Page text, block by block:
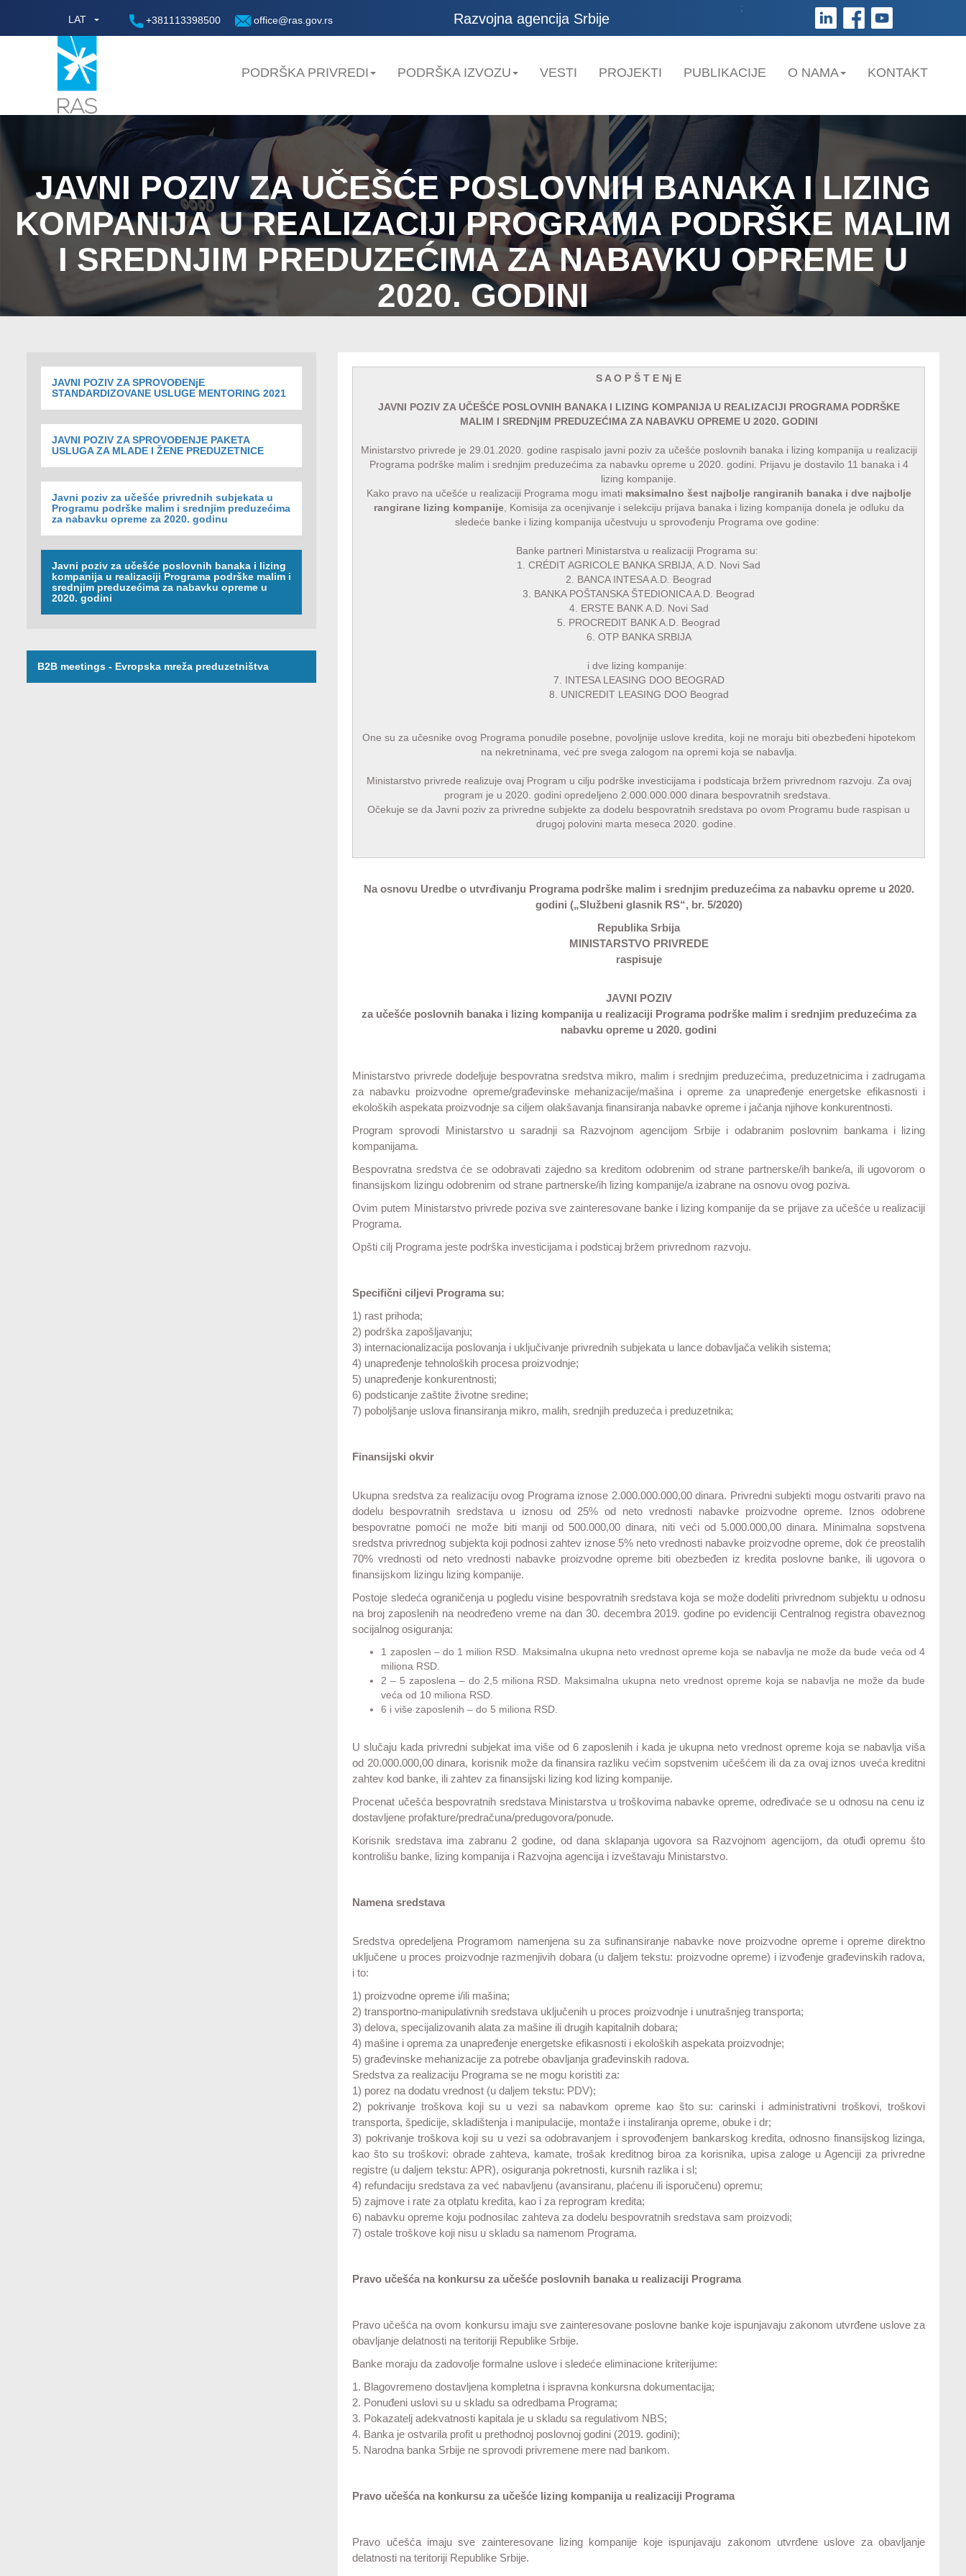
LAT +381113398500 office@ras.gov.rs Razvojna agencija Srbije
;
PODRŠKA PRIVREDI PODRŠKA IZVOZU VESTI PROJEKTI PUBLIKACIJE O NAMA KONTAKT
JAVNI POZIV ZA UČEŠĆE POSLOVNIH BANAKA I LIZING
KOMPANIJA U REALIZACIJI PROGRAMA PODRŠKE MALIM
I SREDNJIM PREDUZEĆIMA ZA NABAVKU OPREME U
2020. GODINI
JAVNI POZIV ZA SPROVOĐENjE
STANDARDIZOVANE USLUGE MENTORING 2021
JAVNI POZIV ZA SPROVOĐENJE PAKETA
USLUGA ZA MLADE I ŽENE PREDUZETNICE
Javni poziv za učešće privrednih subjekata u
Programu podrške malim i srednjim preduzećima
za nabavku opreme za 2020. godinu
Javni poziv za učešće poslovnih banaka i lizing
kompanija u realizaciji Programa podrške malim i
srednjim preduzećima za nabavku opreme u
2020. godini
B2B meetings - Evropska mreža preduzetništva
S A O P Š T E Nj E
JAVNI POZIV ZA UČEŠĆE POSLOVNIH BANAKA I LIZING KOMPANIJA U REALIZACIJI PROGRAMA PODRŠKE
MALIM I SREDNjIM PREDUZEĆIMA ZA NABAVKU OPREME U 2020. GODINI
Ministarstvo privrede je 29.01.2020. godine raspisalo javni poziv za učešće poslovnih banaka i lizing kompanija u realizaciji
Programa podrške malim i srednjim preduzećima za nabavku opreme u 2020. godini. Prijavu je dostavilo 11 banaka i 4
lizing kompanije.
Kako pravo na učešće u realizaciji Programa mogu imati maksimalno šest najbolje rangiranih banaka i dve najbolje
rangirane lizing kompanije, Komisija za ocenjivanje i selekciju prijava banaka i lizing kompanija donela je odluku da
sledeće banke i lizing kompanija učestvuju u sprovođenju Programa ove godine:
Banke partneri Ministarstva u realizaciji Programa su:
1.
CRÉDIT AGRICOLE BANKA SRBIJA, A.D. Novi Sad
2.
BANCA INTESA A.D. Beograd
3.
BANKA POŠTANSKA ŠTEDIONICA A.D. Beograd
4. ERSTE BANK A.D. Novi Sad
5.
PROCREDIT BANK A.D. Beograd
6. OTP BANKA SRBIJA
i dve lizing kompanije:
7.
INTESA LEASING DOO BEOGRAD
8.
UNICREDIT LEASING DOO Beograd
One su za učesnike ovog Programa ponudile posebne, povoljnije uslove kredita, koji ne moraju biti obezbeđeni hipotekom
na nekretninama, već pre svega zalogom na opremi koja se nabavlja.
Ministarstvo privrede realizuje ovaj Program u cilju podrške investicijama i podsticaja bržem privrednom razvoju. Za ovaj
program je u 2020. godini opredeljeno 2.000.000.000 dinara bespovratnih sredstava.
Očekuje se da Javni poziv za privredne subjekte za dodelu bespovratnih sredstava po ovom Programu bude raspisan u
drugoj polovini marta meseca 2020. godine.
Na osnovu Uredbe o utvrđivanju Programa podrške malim i srednjim preduzećima za nabavku opreme u 2020.
godini („Službeni glasnik RS“, br. 5/2020)
Republika Srbija
MINISTARSTVO PRIVREDE
raspisuje
JAVNI POZIV
za učešće poslovnih banaka i lizing kompanija u realizaciji Programa podrške malim i srednjim preduzećima za
nabavku opreme u 2020. godini
Ministarstvo privrede dodeljuje bespovratna sredstva mikro, malim i srednjim preduzećima, preduzetnicima i zadrugama
za nabavku proizvodne opreme/građevinske mehanizacije/mašina i opreme za unapređenje energetske efikasnosti i
ekoloških aspekata proizvodnje sa ciljem olakšavanja finansiranja nabavke opreme i jačanja njihove konkurentnosti.
Program sprovodi Ministarstvo u saradnji sa Razvojnom agencijom Srbije i odabranim poslovnim bankama i lizing
kompanijama.
Bespovratna sredstva će se odobravati zajedno sa kreditom odobrenim od strane partnerske/ih banke/a, ili ugovorom o
finansijskom lizingu odobrenim od strane partnerske/ih lizing kompanije/a izabrane na osnovu ovog poziva.
Ovim putem Ministarstvo privrede poziva sve zainteresovane banke i lizing kompanije da se prijave za učešće u realizaciji
Programa.
Opšti cilj Programa jeste podrška investicijama i podsticaj bržem privrednom razvoju.
Specifični ciljevi Programa su:
1) rast prihoda;
2) podrška zapošljavanju;
3) internacionalizacija poslovanja i uključivanje privrednih subjekata u lance dobavljača velikih sistema;
4) unapređenje tehnoloških procesa proizvodnje;
5) unapređenje konkurentnosti;
6) podsticanje zaštite životne sredine;
7) poboljšanje uslova finansiranja mikro, malih, srednjih preduzeća i preduzetnika;
Finansijski okvir
Ukupna sredstva za realizaciju ovog Programa iznose 2.000.000.000,00 dinara. Privredni subjekti mogu ostvariti pravo na
dodelu bespovratnih sredstava u iznosu od 25% od neto vrednosti nabavke proizvodne opreme. Iznos odobrene
bespovratne pomoći ne može biti manji od 500.000,00 dinara, niti veći od 5.000.000,00 dinara. Minimalna sopstvena
sredstva privrednog subjekta koji podnosi zahtev iznose 5% neto vrednosti nabavke proizvodne opreme, dok će preostalih
70% vrednosti od neto vrednosti nabavke proizvodne opreme biti obezbeđen iz kredita poslovne banke, ili ugovora o
finansijskom lizingu lizing kompanije.
Postoje sledeća ograničenja u pogledu visine bespovratnih sredstava koja se može dodeliti privrednom subjektu u odnosu
na broj zaposlenih na neodređeno vreme na dan 30. decembra 2019. godine po evidenciji Centralnog registra obaveznog
socijalnog osiguranja:
1 zaposlen – do 1 milion RSD. Maksimalna ukupna neto vrednost opreme koja se nabavlja ne može da bude veća od 4
miliona RSD.
2 – 5 zaposlena – do 2,5 miliona RSD. Maksimalna ukupna neto vrednost opreme koja se nabavlja ne može da bude
veća od 10 miliona RSD.
6 i više zaposlenih – do 5 miliona RSD.
U slučaju kada privredni subjekat ima više od 6 zaposlenih i kada je ukupna neto vrednost opreme koja se nabavlja viša
od 20.000.000,00 dinara, korisnik može da finansira razliku većim sopstvenim učešćem ili da za ovaj iznos uveća kreditni
zahtev kod banke, ili zahtev za finansijski lizing kod lizing kompanije.
Procenat učešća bespovratnih sredstava Ministarstva u troškovima nabavke opreme, određivaće se u odnosu na cenu iz
dostavljene profakture/predračuna/predugovora/ponude.
Korisnik sredstava ima zabranu 2 godine, od dana sklapanja ugovora sa Razvojnom agencijom, da otuđi opremu što
kontrolišu banke, lizing kompanija i Razvojna agencija i izveštavaju Ministarstvo.
Namena sredstava
Sredstva opredeljena Programom namenjena su za sufinansiranje nabavke nove proizvodne opreme i opreme direktno
uključene u proces proizvodnje razmenjivih dobara (u daljem tekstu: proizvodne opreme) i izvođenje građevinskih radova,
i to:
1) proizvodne opreme i/ili mašina;
2) transportno-manipulativnih sredstava uključenih u proces proizvodnje i unutrašnjeg transporta;
3) delova, specijalizovanih alata za mašine ili drugih kapitalnih dobara;
4) mašine i oprema za unapređenje energetske efikasnosti i ekoloških aspekata proizvodnje;
5) građevinske mehanizacije za potrebe obavljanja građevinskih radova.
Sredstva za realizaciju Programa se ne mogu koristiti za:
1) porez na dodatu vrednost (u daljem tekstu: PDV);
2) pokrivanje troškova koji su u vezi sa nabavkom opreme kao što su: carinski i administrativni troškovi, troškovi
transporta, špedicije, skladištenja i manipulacije, montaže i instaliranja opreme, obuke i dr;
3) pokrivanje troškova koji su u vezi sa odobravanjem i sprovođenjem bankarskog kredita, odnosno finansijskog lizinga,
kao što su troškovi: obrade zahteva, kamate, trošak kreditnog biroa za korisnika, upisa zaloge u Agenciji za privredne
registre (u daljem tekstu: APR), osiguranja pokretnosti, kursnih razlika i sl;
4) refundaciju sredstava za već nabavljenu (avansiranu, plaćenu ili isporučenu) opremu;
5) zajmove i rate za otplatu kredita, kao i za reprogram kredita;
6) nabavku opreme koju podnosilac zahteva za dodelu bespovratnih sredstava sam proizvodi;
7) ostale troškove koji nisu u skladu sa namenom Programa.
Pravo učešća na konkursu za učešće poslovnih banaka u realizaciji Programa
Pravo učešća na ovom konkursu imaju sve zainteresovane poslovne banke koje ispunjavaju zakonom utvrđene uslove za
obavljanje delatnosti na teritoriji Republike Srbije.
Banke moraju da zadovolje formalne uslove i sledeće eliminacione kriterijume:
1. Blagovremeno dostavljena kompletna i ispravna konkursna dokumentacija;
2. Ponuđeni uslovi su u skladu sa odredbama Programa;
3. Pokazatelj adekvatnosti kapitala je u skladu sa regulativom NBS;
4. Banka je ostvarila profit u prethodnoj poslovnoj godini (2019. godini);
5. Narodna banka Srbije ne sprovodi privremene mere nad bankom.
Pravo učešća na konkursu za učešće lizing kompanija u realizaciji Programa
Pravo učešća imaju sve zainteresovane lizing kompanije koje ispunjavaju zakonom utvrđene uslove za obavljanje
delatnosti na teritoriji Republike Srbije.